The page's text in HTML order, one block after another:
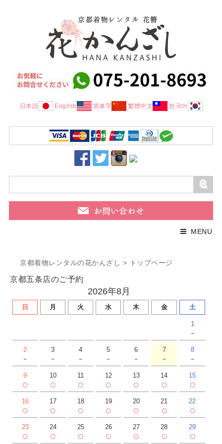
日本語 English 简体字 繁體中文 한국어
MENU
京都着物レンタルの花かんざし > トップページ
京都五条店のご予約
2026年8月
日 月 火 水 木 金 土
1
-
2
-
3
-
4
-
5
-
6
-
7
-
8
-
9
○
10
○
11
○
12
○
13
○
14
○
15
○
16
○
17
○
18
○
19
○
20
○
21
○
22
○
23
○
24
○
25
○
26
○
27
○
28
○
29
○